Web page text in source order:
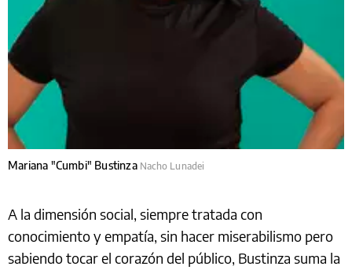
Mariana "Cumbi" Bustinza Nacho Lunadei
A la dimensión social, siempre tratada con
conocimiento y empatía, sin hacer miserabilismo pero
sabiendo tocar el corazón del público, Bustinza suma la